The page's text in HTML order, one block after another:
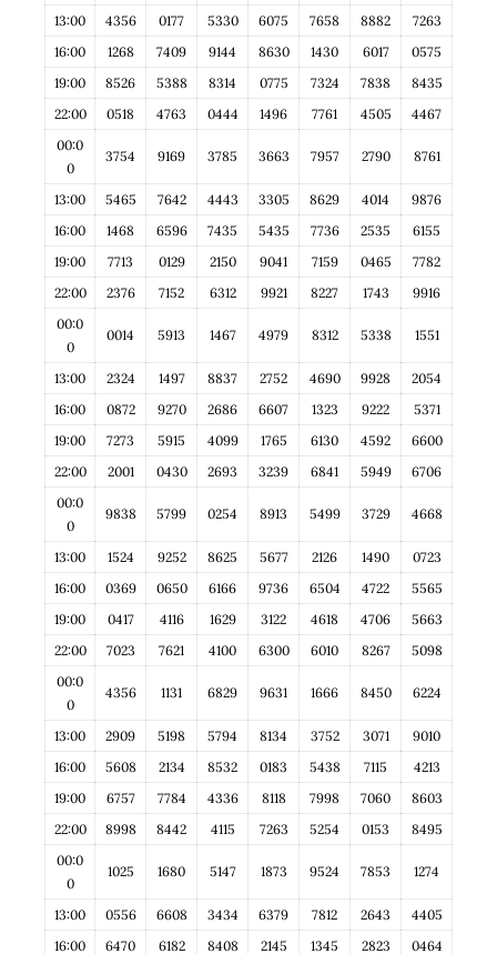
13:00 4356 0177 5330 6075 7658 8882
7263
16:00
1268 7409 9144 8630 1430 6017
0575
19:00
8526 5388 8314 0775 7324 7838
8435
22:00
0518 4763 0444 1496 7761 4505
4467
00:0
0
3754 9169 3785 3663 7957 2790 8761
13:00 5465 7642 4443 3305 8629 4014
9876
16:00
1468 6596 7435 5435 7736 2535
6155
19:00
7713 0129 2150 9041 7159 0465
7782
22:00
2376 7152 6312 9921 8227 1743
9916
00:0
0
0014 5913 1467 4979 8312 5338 1551
13:00 2324 1497 8837 2752 4690 9928
2054
16:00
0872 9270 2686 6607 1323 9222
5371
19:00
7273 5915 4099 1765 6130 4592
6600
22:00
2001 0430 2693 3239 6841 5949
6706
00:0
0
9838 5799 0254 8913 5499 3729 4668
13:00 1524 9252 8625 5677 2126 1490
0723
16:00
0369 0650 6166 9736 6504 4722
5565
19:00
0417 4116 1629 3122 4618 4706
5663
22:00
7023 7621 4100 6300 6010 8267
5098
00:0
0
4356 1131 6829 9631 1666 8450 6224
13:00 2909 5198 5794 8134 3752 3071
9010
16:00
5608 2134 8532 0183 5438 7115
4213
19:00
6757 7784 4336 8118 7998 7060
8603
22:00
8998 8442 4115 7263 5254 0153
8495
00:0
0
1025 1680 5147 1873 9524 7853 1274
13:00 0556 6608 3434 6379 7812 2643
4405
16:00
6470 6182 8408 2145 1345 2823
0464